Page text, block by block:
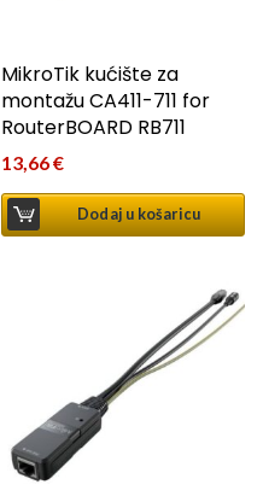
MikroTik kućište za
montažu CA411-711 for
RouterBOARD RB711
13,66€
Dodaj u košaricu